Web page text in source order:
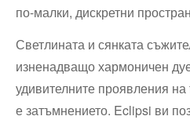
по-малки, дискретни
Светлината и сянката
изненадващо хармоничен
удивителните проявления на
е затъмнението. Eclipsi ви